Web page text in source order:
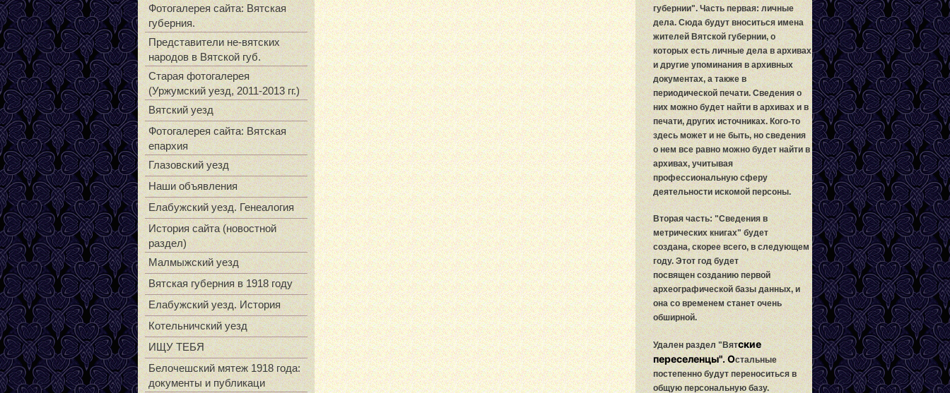
Фотогалерея сайта: Вятская
губерния.
Представители не-вятских
народов в Вятской губ.
Старая фотогалерея
(Уржумский уезд, 2011-2013 гг.)
Вятский уезд
Фотогалерея сайта: Вятская
епархия
Глазовский уезд
Наши объявления
Елабужский уезд. Генеалогия
История сайта (новостной
раздел)
Малмыжский уезд
Вятская губерния в 1918 году
Елабужский уезд. История
Котельничский уезд
ИЩУ ТЕБЯ
Белочешский мятеж 1918 года:
документы и публикаци
губернии". Часть первая: личные
дела.Сюда будут вноситься имена
жителей Вятской губернии, о
которых есть личные дела в архивах
и другие упоминания в архивных
документах, а также в
периодической печати.Сведения о
них можно будет найти в архивах и в
печати, других источниках. Кого-то
здесь может и не быть, но сведения
о нем все равно можно будет найти в
архивах, учитывая
профессиональную сферу
деятельности искомой персоны.
Вторая часть: "Сведения в
метрических книгах" будет
создана, скорее всего, в следующем
году. Этот год будет
посвящен созданию первой
археографической базы данных, и
она со временем станет очень
обширной.
Удален раздел "Вятские
переселенцы". Остальные
постепенно будут переноситься в
общую персональную базу.